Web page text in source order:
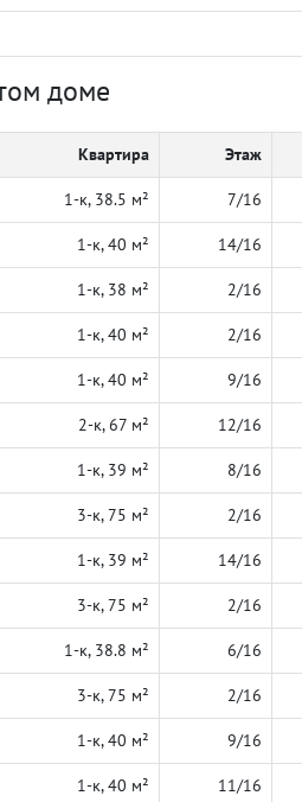
доме
Квартира Этаж
1-к, 38.5 м² 7/16
1-к, 40 м² 14/16
1-к, 38 м² 2/16
1-к, 40 м² 2/16
1-к, 40 м² 9/16
2-к, 67 м² 12/16
1-к, 39 м² 8/16
3-к, 75 м² 2/16
1-к, 39 м² 14/16
3-к, 75 м² 2/16
1-к, 38.8 м² 6/16
3-к, 75 м² 2/16
1-к, 40 м² 9/16
1-к, 40 м² 11/16